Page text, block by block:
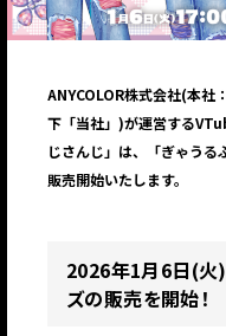
ANYCOLOR株式会社(本
下「当社」)が運営する
じさんじ」は、「ぎゃう
販売開始いたします。
2026年1月6日(火
ズの販売を開始！